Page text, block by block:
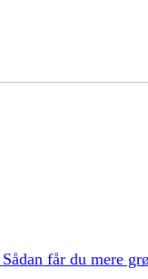
får du mere